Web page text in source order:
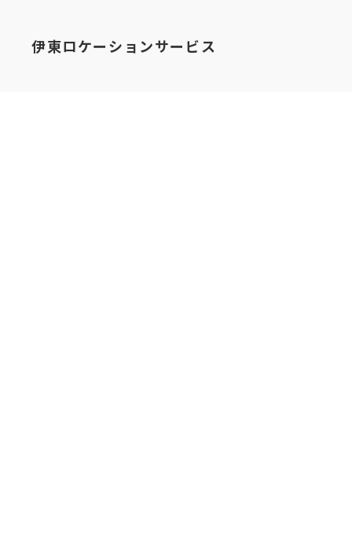
伊東ロケーションサービス